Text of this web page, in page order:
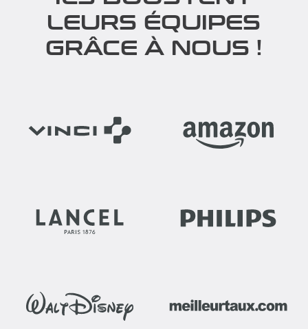
LEURS ÉQUIPES
GRÂCE À NOUS !